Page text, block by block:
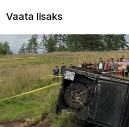
Vaata lisaks